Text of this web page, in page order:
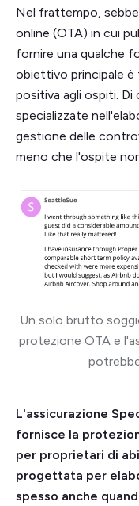
Nel frattempo,
online (OTA) in cui
fornire una qualche
obiettivo principale
positiva agli ospiti.
specializzate
gestione delle
meno che l'ospite
Un solo brutto
protezione OTA e
L'assicurazione
fornisce la
per proprietari di
progettata per
spesso anche